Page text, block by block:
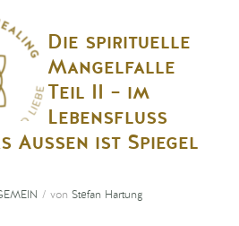
Die spirituelle
Mangelfalle
Teil II – im
Lebensfluss
Aussen ist Spiegel
/ von Stefan Hartung